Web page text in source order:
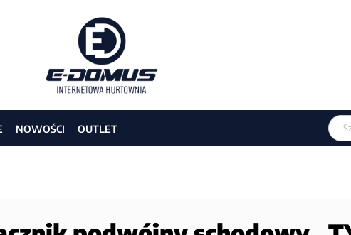
NOWOŚCI OUTLET